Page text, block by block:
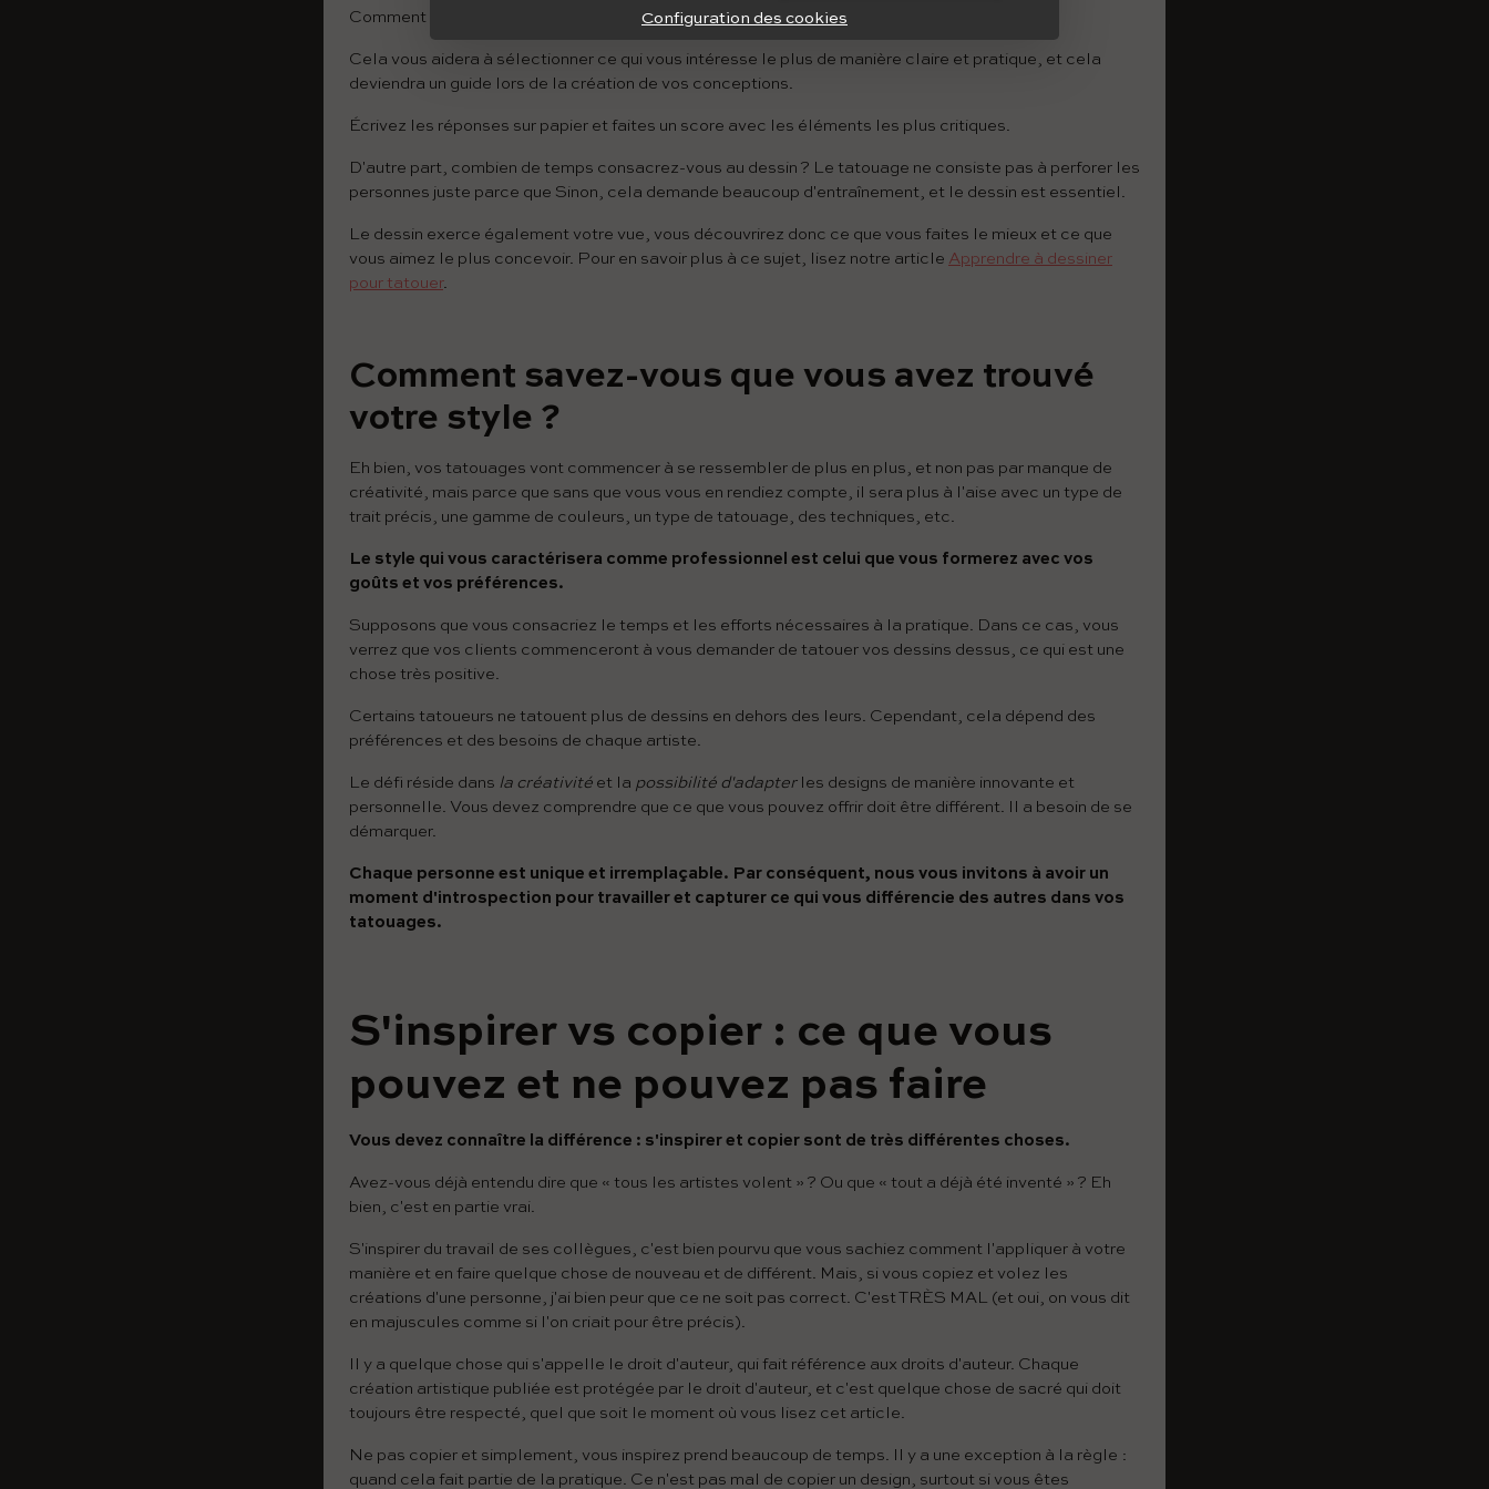
Comment sont mes coups ? Est-ce que je préfère les traits épais ou les lignes fines ?
Cela vous aidera à sélectionner ce qui vous intéresse le plus de manière claire et pratique, et cela
deviendra un guide lors de la création de vos conceptions.
Écrivez les réponses sur papier et faites un score avec les éléments les plus critiques.
D'autre part, combien de temps consacrez-vous au dessin ? Le tatouage ne consiste pas à perforer les
personnes juste parce que Sinon, cela demande beaucoup d'entraînement, et le dessin est essentiel.
Le dessin exerce également votre vue, vous découvrirez donc ce que vous faites le mieux et ce que
vous aimez le plus concevoir. Pour en savoir plus à ce sujet, lisez notre article Apprendre à dessiner
pour tatouer.
Comment savez-vous que vous avez trouvé
votre style ?
Eh bien, vos tatouages ​​vont commencer à se ressembler de plus en plus, et non pas par manque de
créativité, mais parce que sans que vous vous en rendiez compte, il sera plus à l'aise avec un type de
trait précis, une gamme de couleurs, un type de tatouage, des techniques, etc.
Le style qui vous caractérisera comme professionnel est celui que vous formerez avec vos
goûts et vos préférences.
Supposons que vous consacriez le temps et les efforts nécessaires à la pratique. Dans ce cas, vous
verrez que vos clients commenceront à vous demander de tatouer vos dessins dessus, ce qui est une
chose très positive.
Certains tatoueurs ne tatouent plus de dessins en dehors des leurs. Cependant, cela dépend des
préférences et des besoins de chaque artiste.
Le défi réside dans la créativité et la possibilité d'adapterles designs de manière innovante et
personnelle. Vous devez comprendre que ce que vous pouvez offrir doit être différent. Il a besoin de se
démarquer.
Chaque personne est unique et irremplaçable. Par conséquent, nous vous invitons à avoir un
moment d'introspection pour travailler et capturer ce qui vous différencie des autres dans vos
tatouages.
S'inspirer vs copier : ce que vous
pouvez et ne pouvez pas faire
Vous devez connaître la différence : s'inspirer et copier sont de très différentes choses.
Avez-vous déjà entendu dire que « tous les artistes volent » ? Ou que « tout a déjà été inventé » ? Eh
bien, c'est en partie vrai.
S'inspirer du travail de ses collègues, c'est bien pourvu que vous sachiez comment l'appliquer à votre
manière et en faire quelque chose de nouveau et de différent. Mais, si vous copiez et volez les
créations d'une personne, j'ai bien peur que ce ne soit pas correct. C'est TRÈS MAL (et oui, on vous dit
en majuscules comme si l'on criait pour être précis).
Il y a quelque chose qui s'appelle le droit d'auteur, qui fait référence aux droits d'auteur. Chaque
création artistique publiée est protégée par le droit d'auteur, et c'est quelque chose de sacré qui doit
toujours être respecté, quel que soit le moment où vous lisez cet article.
Ne pas copier et simplement, vous inspirez prend beaucoup de temps. Il y a une exception à la règle :
quand cela fait partie de la pratique. Ce n'est pas mal de copier un design, surtout si vous êtes
Configuration des cookies